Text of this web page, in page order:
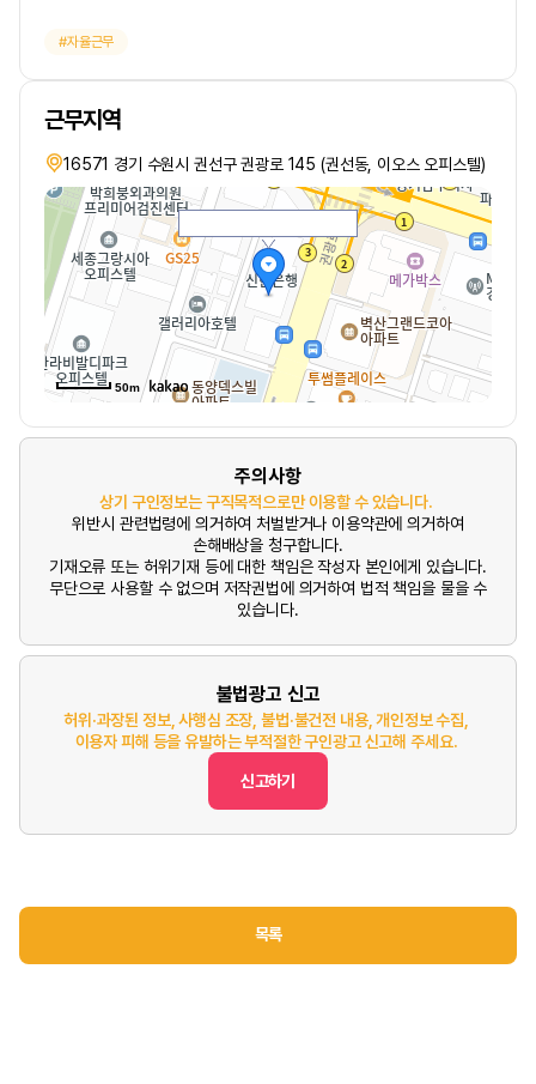
자율근무
근무지역
16571 경기 수원시 권선구 권광로 145 (권선동, 이오스 오피스텔)
50m
주의사항
상기 구인정보는 구직목적으로만 이용할 수 있습니다.
위반시 관련법령에 의거하여 처벌받거나 이용약관에 의거하여
손해배상을 청구합니다.
기재오류 또는 허위기재 등에 대한 책임은 작성자 본인에게 있습니다.
무단으로 사용할 수 없으며 저작권법에 의거하여 법적 책임을 물을 수
있습니다.
불법광고 신고
허위·과장된 정보, 사행심 조장, 불법·불건전 내용, 개인정보 수집,
이용자 피해 등을 유발하는 부적절한 구인광고 신고해 주세요.
신고하기
목록